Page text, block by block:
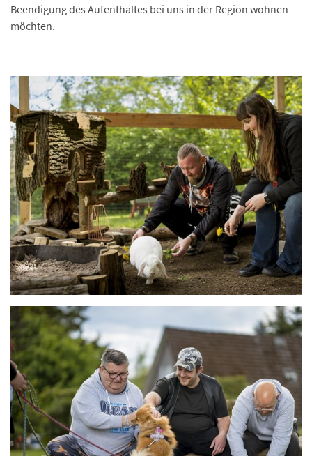
Beendigung des Aufenthaltes bei uns in der Region wohnen
möchten.